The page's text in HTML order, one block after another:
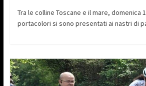
Tra le colline Toscane e il mare, domenica
portacolori si sono presentati ai nastri di